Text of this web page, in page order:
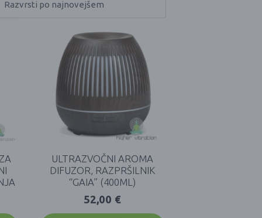
ULTRAZVOČNI AROMA
DIFUZOR, RAZPRŠILNIK
“GAIA” (400ML)
52,00 €